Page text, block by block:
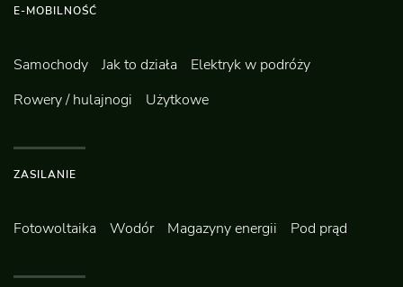
E-MOBILNOŚĆ
Samochody Jak to działa
Elektryk w podróży
Rowery / hulajnogi
Użytkowe
ZASILANIE
Fotowoltaika Wodór Magazyny energii Pod prąd